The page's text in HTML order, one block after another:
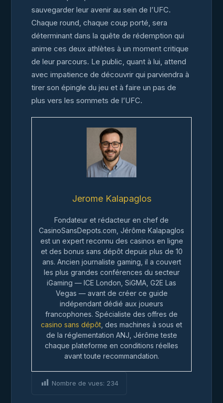
sauvegarder leur avenir au sein de l’UFC.
Chaque round, chaque coup porté, sera
déterminant dans la quête de rédemption qui
anime ces deux athlètes à un moment critique
de leur parcours. Le public, quant à lui, attend
avec impatience de découvrir qui parviendra à
tirer son épingle du jeu et à faire un pas de
plus vers les sommets de l’UFC.
Jerome Kalapaglos
Fondateur et rédacteur en chef de
CasinoSansDepots.com, Jérôme Kalapaglos
est un expert reconnu des casinos en ligne
et des bonus sans dépôt depuis plus de 10
ans. Ancien journaliste gaming, il a couvert
les plus grandes conférences du secteur
iGaming — ICE London, SiGMA, G2E Las
Vegas — avant de créer ce guide
indépendant dédié aux joueurs
francophones. Spécialiste des offres de
casino sans dépôt , des machines à sous et
de la réglementation ANJ, Jérôme teste
chaque plateforme en conditions réelles
avant toute recommandation.
Nombre de vues: 234